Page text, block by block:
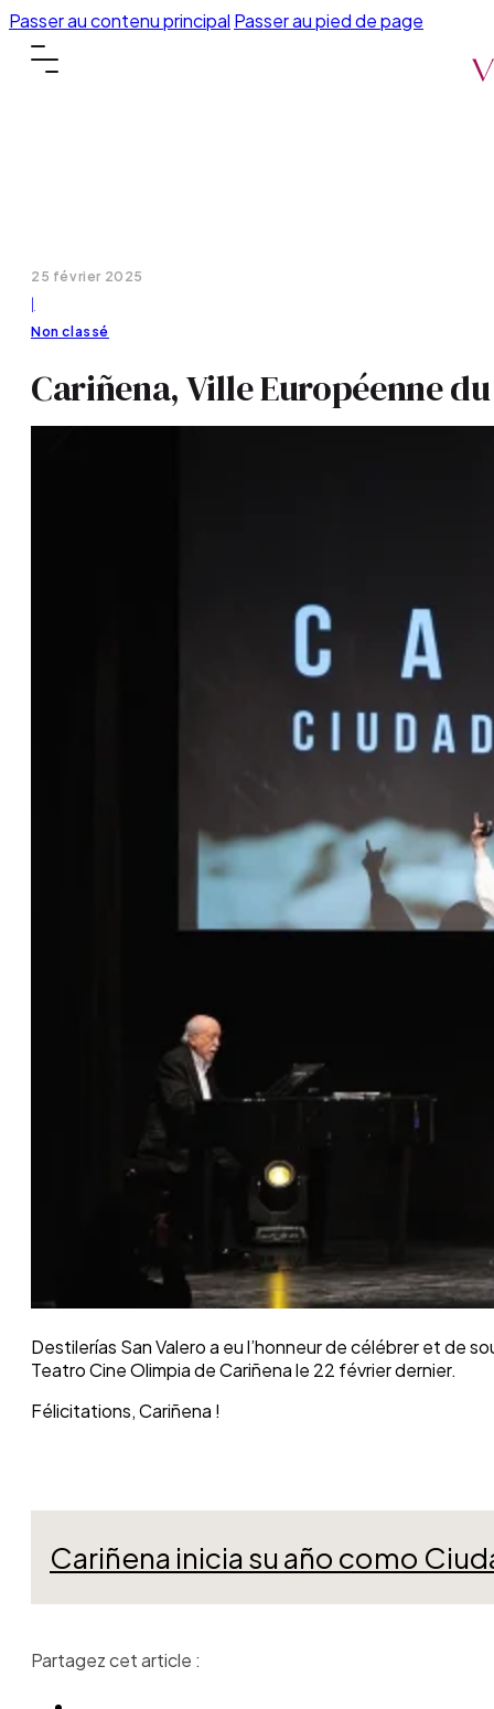
Passer au contenu principal Passer au pied de page
25 février 2025
Non classé
Cariñena, Ville Européenne
Destilerías San Valero a eu l’honneur de célébrer et de
Teatro Cine Olimpia de Cariñena le 22 février dernier.
Félicitations, Cariñena !
Cariñena inicia su año como
Partagez cet article :